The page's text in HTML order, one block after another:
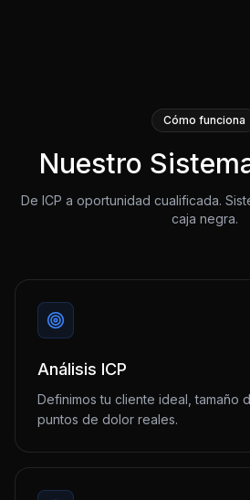
Cómo funciona
Nuestro
De ICP a oportunidad cualificada.
caja negra.
Análisis ICP
Definimos tu cliente ideal, tamaño
puntos de dolor reales.